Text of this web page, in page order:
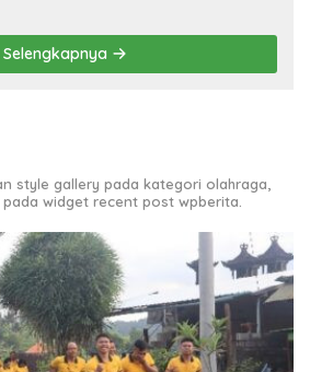
Selengkapnya
style gallery pada kategori olahraga,
widget recent post wpberita.